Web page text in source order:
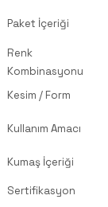
Paket İçeriği
Renk
Kombinasyonu
Kesim / Form
Kullanım Amacı
Kumaş İçeriği
Sertifikasyon